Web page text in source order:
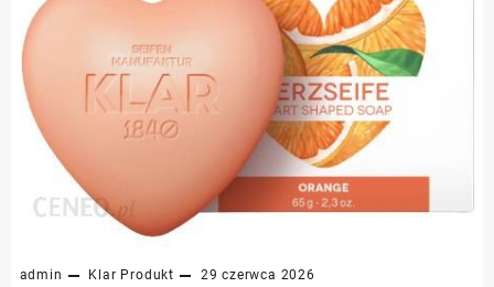
admin Klar Produkt 29 czerwca 2026